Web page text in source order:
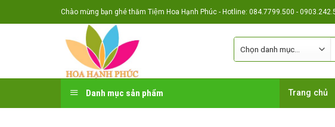
to
Chào mừng bạn ghé thăm Tiệm Hoa Hạnh Phúc - Hotline: 084.7799.500 -
Danh mục sản phẩm Trang chủ